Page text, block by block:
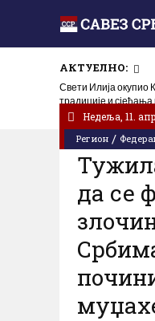
АКТУЕЛНО:
Свети Илија окупио
традиције и сјећања
Регион /
Недеља, 11.
да се